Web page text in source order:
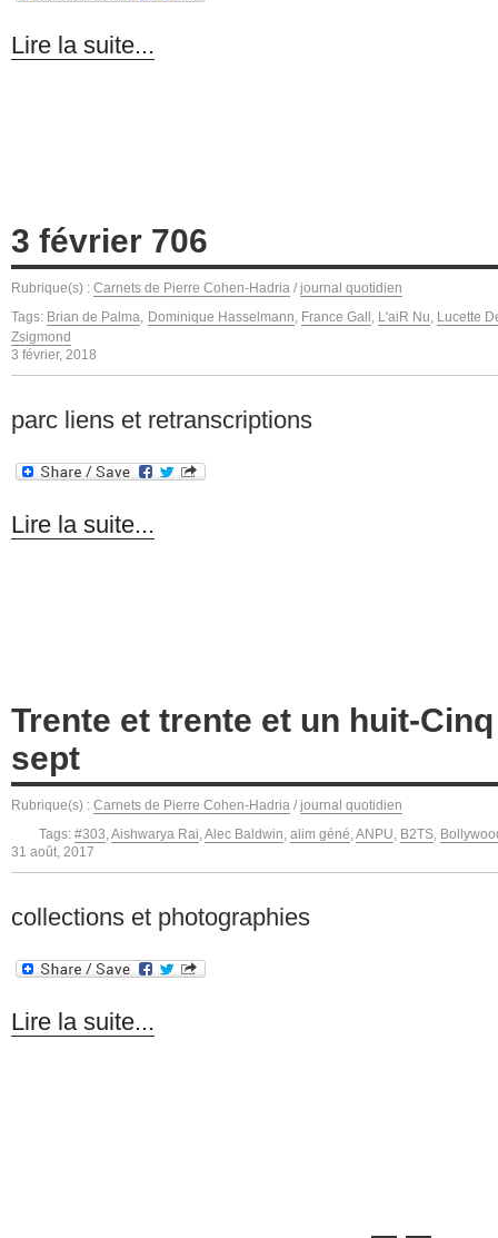
Lire la suite...
3 février 706
Rubrique(s) : Carnets de Pierre Cohen-Hadria / journal quotidien
Tags: Brian de Palma, Dominique Hasselmann, France Gall , L'aiR Nu, Lucette
Zsigmond
3 février, 2018
parc liens et retranscriptions
Lire la suite...
Trente et trente et un huit-
sept
Rubrique(s) : Carnets de Pierre Cohen-Hadria / journal quotidien
Tags: #303,Aishwarya Rai,Alec Baldwin, alim géné,ANPU, B2TS,
31 août, 2017
collections et photographies
Lire la suite...